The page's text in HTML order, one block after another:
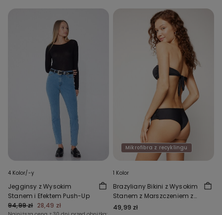
4 Kolor/-y
Jegginsy z Wysokim
Stanem i Efektem Push-Up
94,99 zł 28,49 zł
Mikrofibra z recyklingu
1 Kolor
Brazyliany Bikini z Wysokim
Stanem z Marszczeniem z
Mikrofibry z Recyklingu
49,99 zł